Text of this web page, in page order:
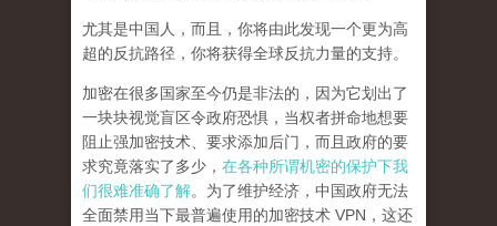
尤其是中国人，而且，你将由此发现一个更为高
超的反抗路径，你将获得全球反抗力量的支持。
加密在很多国家至今仍是非法的，因为它划出了
一块块视觉盲区令政府恐惧，当权者拼命地想要
阻止强加密技术、要求添加后门，而且政府的要
求究竟落实了多少， 在各种所谓机密的保护下我
们很难准确了解。为了维护经济，中国政府无法
全面禁用当下最普遍使用的加密技术 VPN，这还